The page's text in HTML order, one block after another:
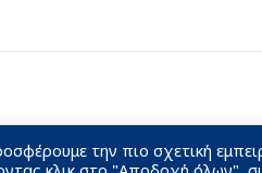
την πιο σχετική